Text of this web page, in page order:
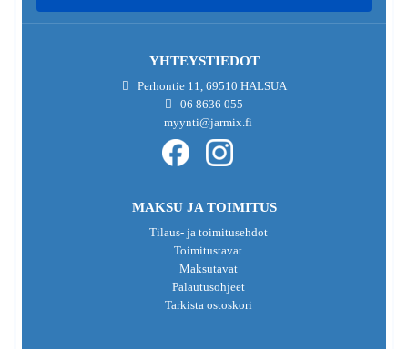
YHTEYSTIEDOT
Perhontie 11, 69510 HALSUA
06 8636 055
myynti@jarmix.fi
MAKSU JA TOIMITUS
Tilaus- ja toimitusehdot
Toimitustavat
Maksutavat
Palautusohjeet
Tarkista ostoskori